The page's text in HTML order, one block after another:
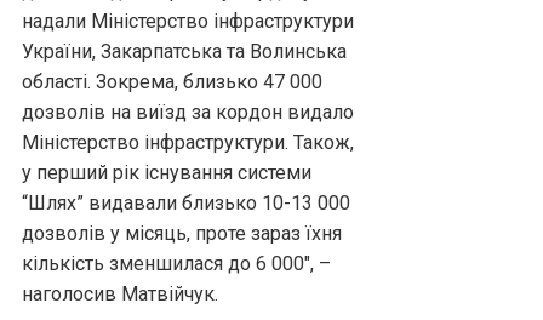
надали Міністерство інфраструктури
України, Закарпатська та Волинська
області. Зокрема, близько 47 000
дозволів на виїзд за кордон видало
Міністерство інфраструктури. Також,
у перший рік існування системи
“Шлях” видавали близько 10-13 000
дозволів у місяць, проте зараз їхня
кількість зменшилася до 6 000″, –
наголосив Матвійчук.